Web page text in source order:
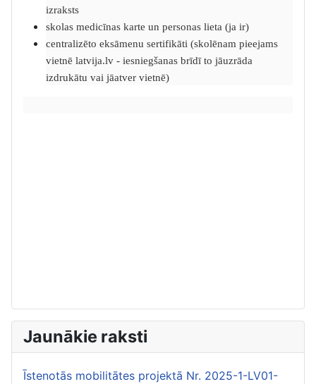
izraksts
skolas medicīnas karte un personas lieta (ja ir)
centralizēto eksāmenu sertifikāti (skolēnam pieejams
vietnē latvija.lv - iesniegšanas brīdī to jāuzrāda
izdrukātu vai jāatver vietnē)
Jaunākie raksti
Īstenotās mobilitātes projektā Nr. 2025-1-LV01-